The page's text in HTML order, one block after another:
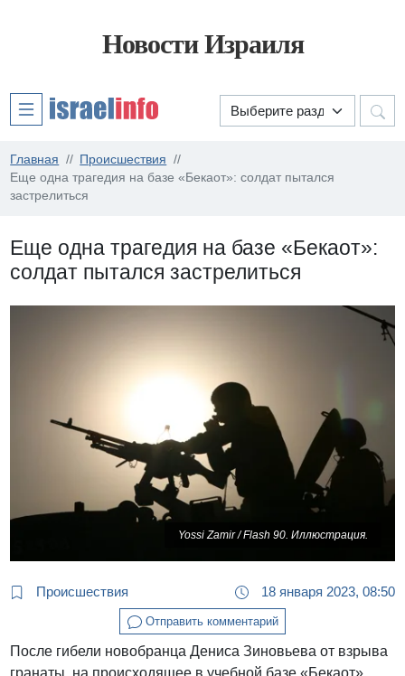
Новости Израиля
Главная
Происшествия
Еще одна трагедия на базе «Бекаот»: солдат пытался
застрелиться
Еще одна трагедия на базе «Бекаот»:
солдат пытался застрелиться
Yossi Zamir / Flash 90. Иллюстрация.
Происшествия 18 января 2023, 08:50
Отправить комментарий
После гибели новобранца Дениса Зиновьева от взрыва